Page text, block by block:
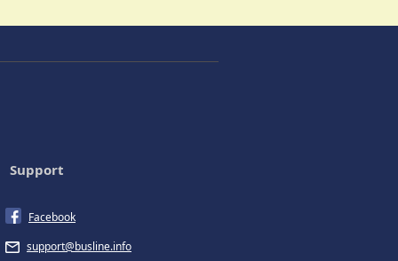
Support
Facebook
support@busline.info